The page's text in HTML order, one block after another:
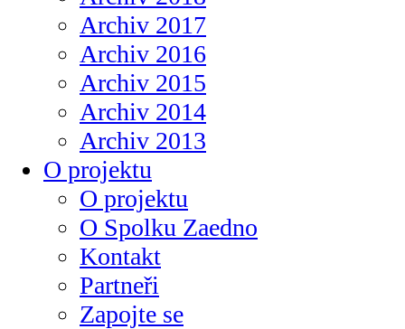
Archiv 2017
Archiv 2016
Archiv 2015
Archiv 2014
Archiv 2013
O projektu
O projektu
O Spolku Zaedno
Kontakt
Partneři
Zapojte se